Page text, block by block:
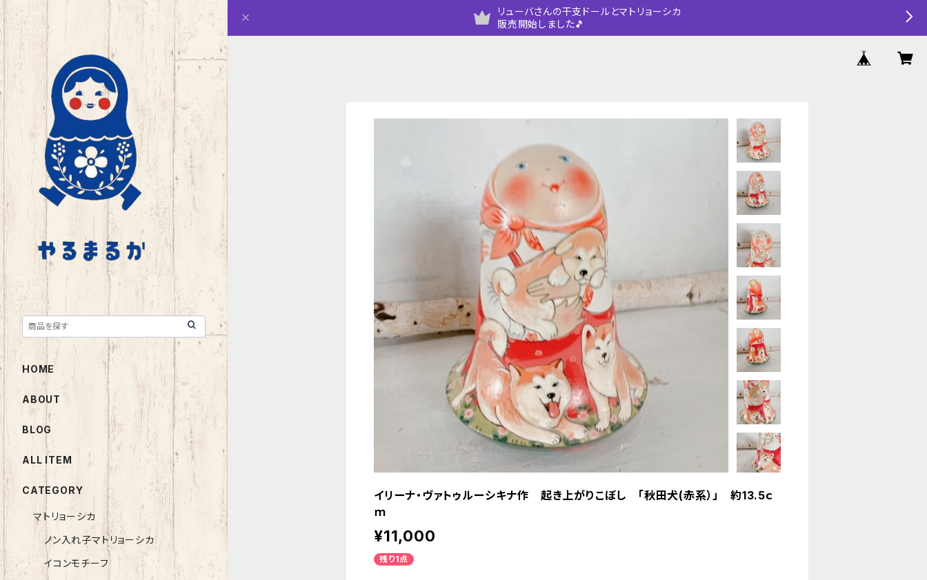
リューバさんの干支ドールとマトリョーシカ
販売開始しました🎵
イリーナ・ヴァトゥルーシキナ作 起き上がりこぼし 「秋田犬(赤系）」 約13.5ｃ
ｍ
¥11,000
残り1点
HOME
ABOUT
BLOG
ALL ITEM
CATEGORY
マトリョーシカ
ノン入れ子マトリョーシカ
イコンモチーフ